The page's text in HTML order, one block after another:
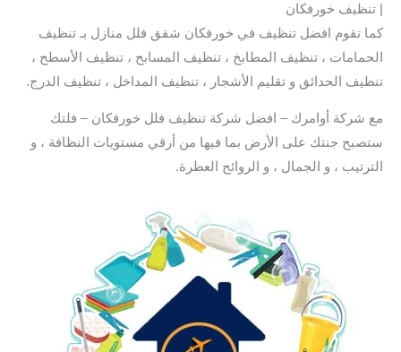
| تنظيف خورفكان
كما تقوم افضل تنظيف في خورفكان شقق فلل منازل بـ تنظيف
الحمامات ، تنظيف المطابخ ، تنظيف المسابح ، تنظيف الأسطح ،
تنظيف الحدائق و تقليم الأشجار ، تنظيف المداخل ، تنظيف الدرج.
مع شركة أوامرك – افضل شركة تنظيف فلل خورفكان – فلتك
ستصبح جنتك على الأرض بما فيها من أرقي مستويات النظافة ، و
الترتيب ، و الجمال ، و الروائح العطرة.